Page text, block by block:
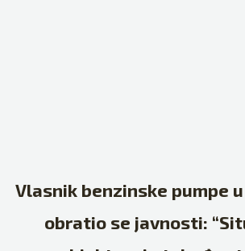
Vlasnik benzinske pumpe
obratio se javnosti: